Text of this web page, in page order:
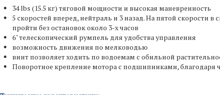
34 lbs (15.5 кг) тяговой мощности и высокая маневренность
5 скоростей вперед, нейтраль и 3 назад. На пятой
пройти без остановок около 3-х часов
6" телескопический румпель для удобства управления
возможность движения по мелководью
винт позволяет ходить по водоемам с обильной
Поворотное крепление мотора с подшипниками, благодаря